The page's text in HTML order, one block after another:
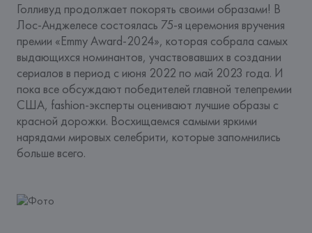
Голливуд продолжает покорять своими образами! В
Лос-Анджелесе состоялась 75-я церемония вручения
премии «Emmy Award-2024», которая собрала самых
выдающихся номинантов, участвовавших в создании
сериалов в период с июня 2022 по май 2023 года. И
пока все обсуждают победителей главной телепремии
США, fashion-эксперты оценивают лучшие образы с
красной дорожки. Восхищаемся самыми яркими
нарядами мировых селебрити, которые запомнились
больше всего.